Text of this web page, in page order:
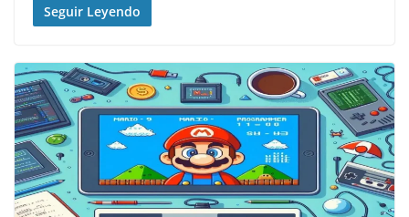
Seguir Leyendo